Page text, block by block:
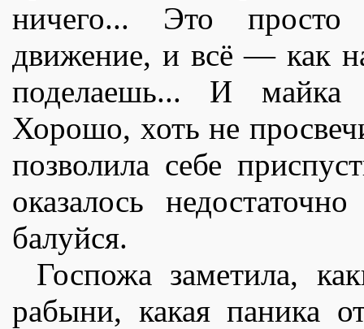
ничего... Это
движение, и всë — как
поделаешь... И майка
Хорошо, хоть не
позволила себе
оказалось
балуйся.
Госпожа заметила,
рабыни, какая паника